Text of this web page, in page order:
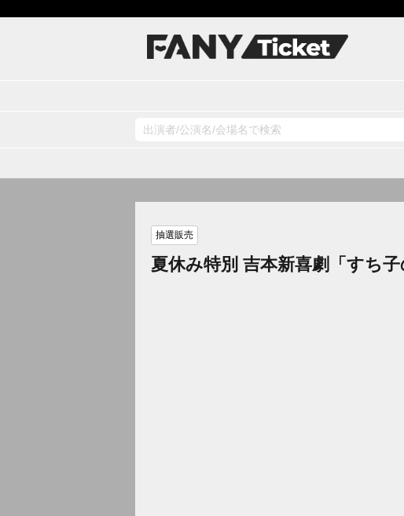
抽選販売
夏休み特別 吉本新喜劇「すち